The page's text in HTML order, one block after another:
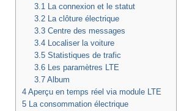
3.1La connexion et le statut
3.2La clôture électrique
3.3Centre des messages
3.4Localiser la voiture
3.5Statistiques de trafic
3.6Les paramètres LTE
3.7Album
4 Aperçu en temps réel via module LTE
5 La consommation électrique